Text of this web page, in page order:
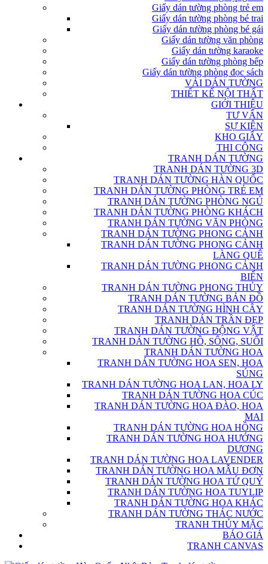
Giấy dán tường phòng trẻ em
Giấy dán tường phòng bé trai
Giấy dán tường phòng bé gái
Giấy dán tường văn phòng
Giấy dán tường karaoke
Giấy dán tường phòng bếp
Giấy dán tường phòng đọc sách
VẢI DÁN TƯỜNG
THIẾT KẾ NỘI THẤT
GIỚI THIỆU
TƯ VẤN
SỰ KIỆN
KHO GIẤY
THI CÔNG
TRANH DÁN TƯỜNG
TRANH DÁN TƯỜNG 3D
TRANH DÁN TƯỜNG HÀN QUỐC
TRANH DÁN TƯỜNG PHÒNG TRẺ EM
TRANH DÁN TƯỜNG PHÒNG NGỦ
TRANH DÁN TƯỜNG PHÒNG KHÁCH
TRANH DÁN TƯỜNG VĂN PHÒNG
TRANH DÁN TƯỜNG PHONG CẢNH
TRANH DÁN TƯỜNG PHONG CẢNH
LÀNG QUÊ
TRANH DÁN TƯỜNG PHONG CẢNH
BIỂN
TRANH DÁN TƯỜNG PHONG THỦY
TRANH DÁN TƯỜNG BẢN ĐỒ
TRANH DÁN TƯỜNG HÌNH CÂY
TRANH DÁN TRẦN ĐẸP
TRANH DÁN TƯỜNG ĐỘNG VẬT
TRANH DÁN TƯỜNG HỒ, SÔNG, SUỐI
TRANH DÁN TƯỜNG HOA
TRANH DÁN TƯỜNG HOA SEN, HOA
SÚNG
TRANH DÁN TƯỜNG HOA LAN, HOA LY
TRANH DÁN TƯỜNG HOA CÚC
TRANH DÁN TƯỜNG HOA ĐÀO, HOA
MAI
TRANH DÁN TƯỜNG HOA HỒNG
TRANH DÁN TƯỜNG HOA HƯỚNG
DƯƠNG
TRANH DÁN TƯỜNG HOA LAVENDER
TRANH DÁN TƯỜNG HOA MẪU ĐƠN
TRANH DÁN TƯỜNG HOA TỨ QUÝ
TRANH DÁN TƯỜNG HOA TUYLIP
TRANH DÁN TƯỜNG HOA KHÁC
TRANH DÁN TƯỜNG THÁC NƯỚC
TRANH THỦY MẶC
BÁO GIÁ
TRANH CANVAS